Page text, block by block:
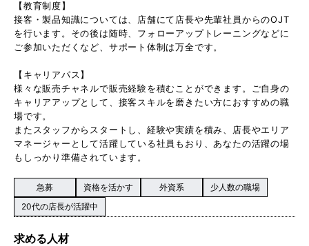
【教育制度】
接客・製品知識については、店舗にて店長や先輩社員からのOJT
を行います。その後は随時、フォローアップトレーニングなどに
ご参加いただくなど、サポート体制は万全です。
【キャリアパス】
様々な販売チャネルで販売経験を積むことができます。ご自身の
キャリアアップとして、接客スキルを磨きたい方におすすめの職
場です。
またスタッフからスタートし、経験や実績を積み、店長やエリア
マネージャーとして活躍している社員もおり、あなたの活躍の場
もしっかり準備されています。
急募 資格を活かす 外資系
少人数の職場
20代の店長が活躍中
求める人材